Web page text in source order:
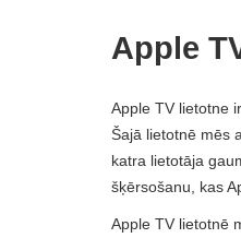
Apple
Apple TV lietotne
Šajā lietotnē mēs
katra lietotāja
šķērsošanu, kas
Apple TV lietotnē